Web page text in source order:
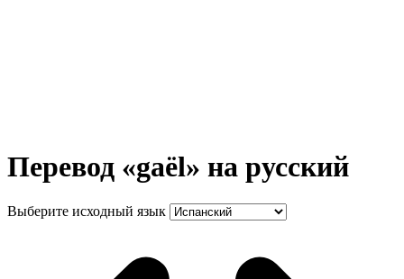
Перевод «gaël» на русский
Выберите исходный язык